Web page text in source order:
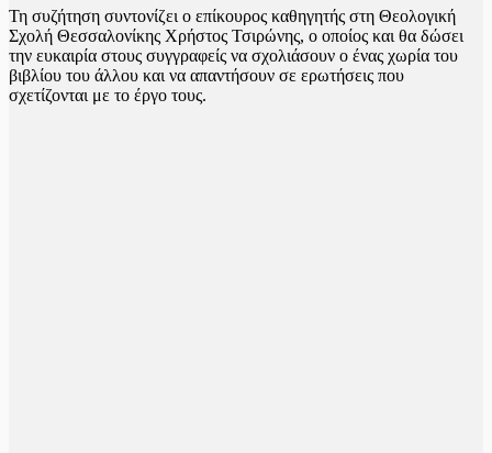
Τη συζήτηση συντονίζει ο επίκουρος καθηγητής στη Θεολογική
Σχολή Θεσσαλονίκης Χρήστος Τσιρώνης, ο οποίος και θα δώσει
την ευκαιρία στους συγγραφείς να σχολιάσουν ο ένας χωρία του
βιβλίου του άλλου και να απαντήσουν σε ερωτήσεις που
σχετίζονται με το έργο τους.